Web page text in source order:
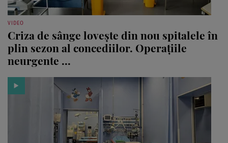
VIDEO
Criza de sânge lovește din nou spitalele în
plin sezon al concediilor. Operațiile
neurgente ...